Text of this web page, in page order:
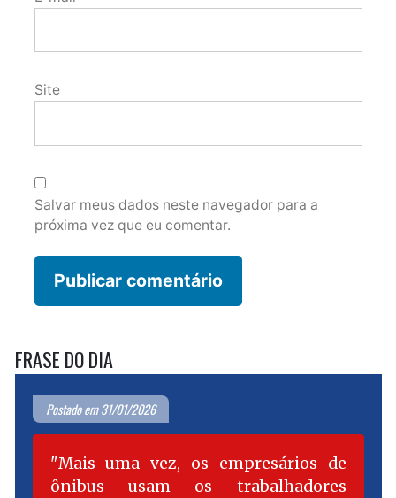
Site
Salvar meus dados neste navegador para a
próxima vez que eu comentar.
FRASE DO DIA
Postado em 31/01/2026
Mais uma vez, os empresários de
ônibus usam os trabalhadores